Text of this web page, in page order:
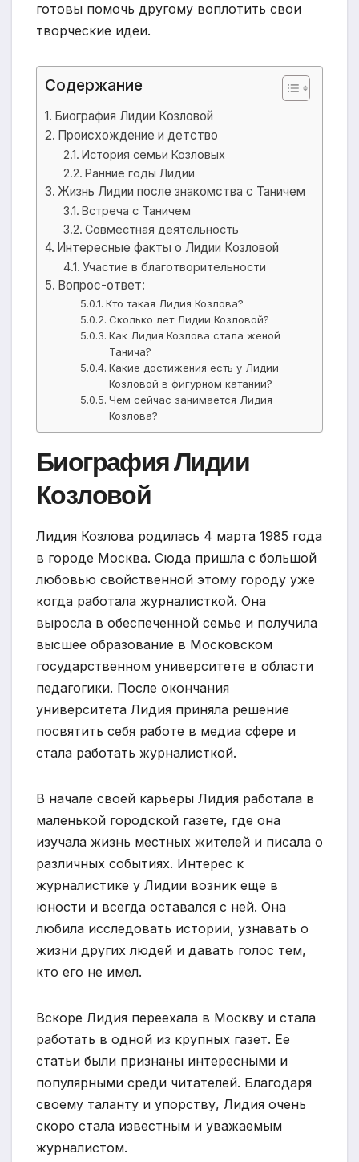
готовы помочь другому воплотить свои
творческие идеи.
Содержание
Биография Лидии Козловой
Происхождение и детство
История семьи Козловых
Ранние годы Лидии
Жизнь Лидии после знакомства с Таничем
Встреча с Таничем
Совместная деятельность
Интересные факты о Лидии Козловой
Участие в благотворительности
Вопрос-ответ:
Кто такая Лидия Козлова?
Сколько лет Лидии Козловой?
Как Лидия Козлова стала женой
Танича?
Какие достижения есть у Лидии
Козловой в фигурном катании?
Чем сейчас занимается Лидия
Козлова?
Биография Лидии
Козловой
Лидия Козлова родилась 4 марта 1985 года
в городе Москва. Сюда пришла с большой
любовью свойственной этому городу уже
когда работала журналисткой. Она
выросла в обеспеченной семье и получила
высшее образование в Московском
государственном университете в области
педагогики. После окончания
университета Лидия приняла решение
посвятить себя работе в медиа сфере и
стала работать журналисткой.
В начале своей карьеры Лидия работала в
маленькой городской газете, где она
изучала жизнь местных жителей и писала о
различных событиях. Интерес к
журналистике у Лидии возник еще в
юности и всегда оставался с ней. Она
любила исследовать истории, узнавать о
жизни других людей и давать голос тем,
кто его не имел.
Вскоре Лидия переехала в Москву и стала
работать в одной из крупных газет. Ее
статьи были признаны интересными и
популярными среди читателей. Благодаря
своему таланту и упорству, Лидия очень
скоро стала известным и уважаемым
журналистом.